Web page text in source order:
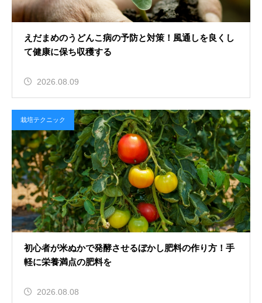
2026.08.08
初心者におすすめのベランダ菜園の
方法！プランターで新鮮な野菜を大
2026.08.07
とうもろこしの害虫を無農薬で防ぐ
対策！ネットを活用した完全防御
トウモロコシ
2026.08.07
えだまめのうどんこ病の予防と対策！風通しを良くし
て健康に保ち収穫する
2026.08.09
栽培テクニック
初心者が米ぬかで発酵させるぼかし肥料の作り方！手
軽に栄養満点の肥料を
2026.08.08